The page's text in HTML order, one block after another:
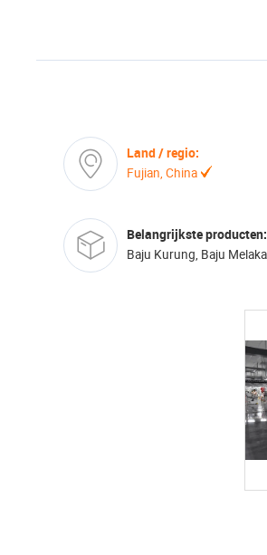
Land / regio:
Fujian, China
Belangrijkste producten: